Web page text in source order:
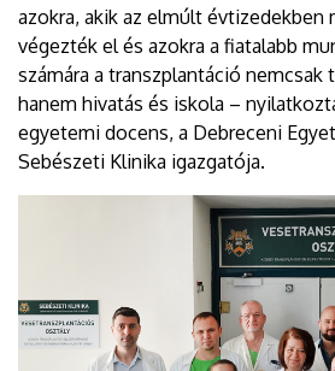
azokra, akik az elmúlt évtizedekben
végezték el és azokra a fiatalabb
számára a transzplantáció nemcsak
hanem hivatás és iskola –
egyetemi docens, a Debreceni
Sebészeti Klinika igazgatója.